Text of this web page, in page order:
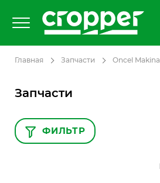
Главная Запчасти Oncel Makina
Запчасти
ФИЛЬТР